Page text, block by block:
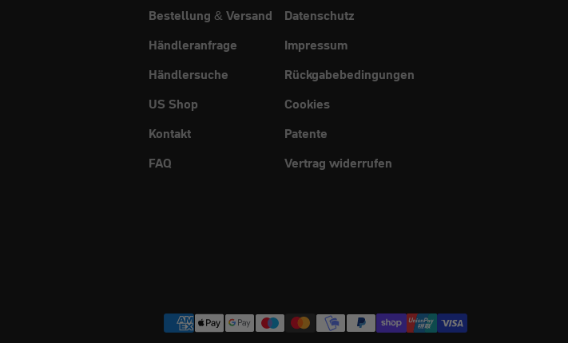
Bestellung & Versand
Händleranfrage
Händlersuche
US Shop
Kontakt
FAQ
Datenschutz
Impressum
Rückgabebedingungen
Cookies
Patente
Vertrag widerrufen